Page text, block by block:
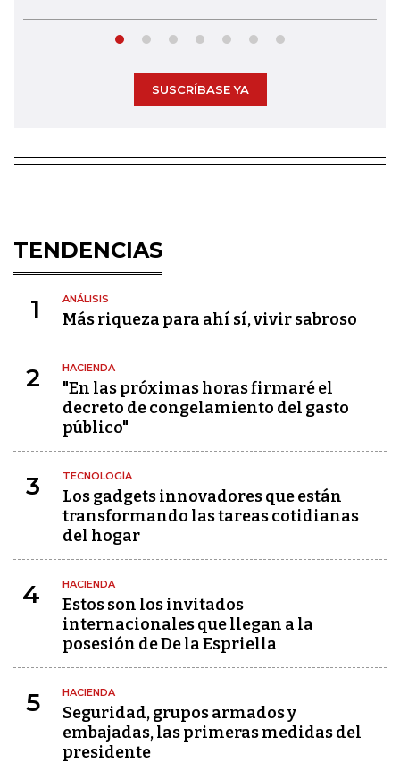
SUSCRÍBASE YA
TENDENCIAS
1 ANÁLISIS
Más riqueza para ahí sí, vivir sabroso
2 HACIENDA
"En las próximas horas firmaré el
decreto de congelamiento del gasto
público"
3 TECNOLOGÍA
Los gadgets innovadores que están
transformando las tareas cotidianas
del hogar
4 HACIENDA
Estos son los invitados
internacionales que llegan a la
posesión de De la Espriella
5 HACIENDA
Seguridad, grupos armados y
embajadas, las primeras medidas del
presidente